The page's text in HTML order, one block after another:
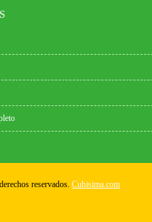
reservados. Cubisima.com